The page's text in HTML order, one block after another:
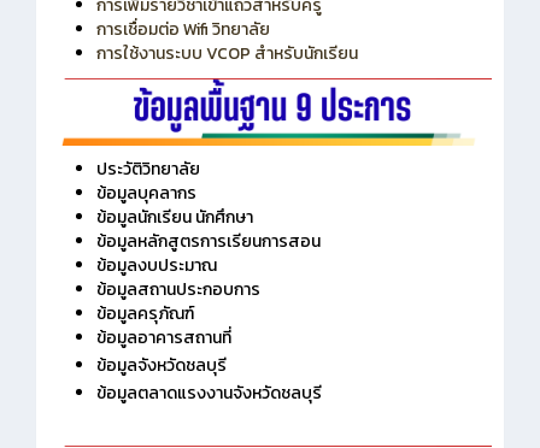
การใช้งานระบบ MyRms สำหรับผู้ปกครอง
การเพิ่มรายวิชาเข้าแถวสำหรับครู
การเชื่อมต่อ Wifi วิทยาลัย
การใช้งานระบบ VCOP สำหรับนักเรียน
ประวัติวิทยาลัย
ข้อมูลบุคลากร
ข้อมูลนักเรียน นักศึกษา
ข้อมูลหลักสูตรการเรียนการสอน
ข้อมูลงบประมาณ
ข้อมูลสถานประกอบการ
ข้อมูลครุภัณฑ์
ข้อมูลอาคารสถานที่
ข้อมูลจังหวัดชลบุรี